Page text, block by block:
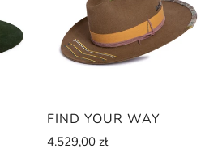
FIND YOUR WAY
4.529,00 zł